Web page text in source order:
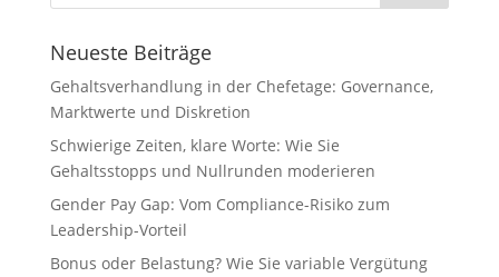
Neueste Beiträge
Gehaltsverhandlung in der Chefetage: Governance,
Marktwerte und Diskretion
Schwierige Zeiten, klare Worte: Wie Sie
Gehaltsstopps und Nullrunden moderieren
Gender Pay Gap: Vom Compliance-Risiko zum
Leadership-Vorteil
Bonus oder Belastung? Wie Sie variable Vergütung